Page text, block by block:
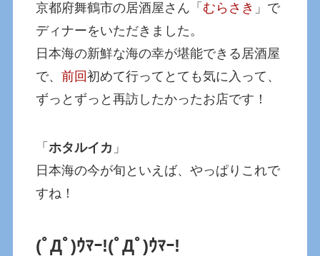
京都府舞鶴市の居酒屋さん「 むらさき 」で
ディナーをいただきました。
日本海の新鮮な海の幸が堪能できる居酒屋
で、前回初めて行ってとても気に入って、
ずっとずっと再訪したかったお店です！
「ホタルイカ 」
日本海の今が旬といえば、やっぱりこれで
すね！
(ﾟДﾟ)ｳﾏｰ!(ﾟДﾟ)ｳﾏｰ!